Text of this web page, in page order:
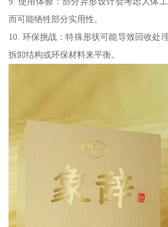
而可能牺牲部分实用性。
10. 环保挑战：特殊形状可能导致回收处
拆卸结构或环保材料来平衡。